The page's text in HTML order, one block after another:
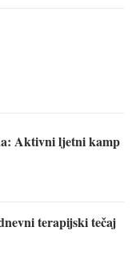
Aktivni ljetni kamp
terapijski tečaj